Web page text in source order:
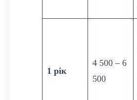
1 рік
4 500 – 6
500